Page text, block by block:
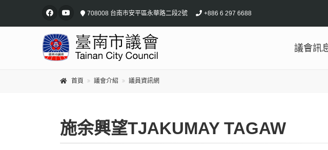
708008 台南市安平區永華路二段2號 +886 6 297 6688
議會訊
首頁 議會介紹 議員資訊網
施余興望TJAKUMAY TAGAW